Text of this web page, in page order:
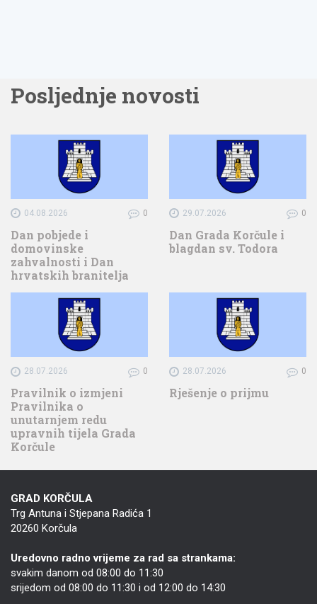
Posljednje novosti
04.08.2026 0
Dan pobjede i
domovinske
zahvalnosti i Dan
hrvatskih branitelja
29.07.2026 0
Dan Grada Korčule i
blagdan sv. Todora
28.07.2026 0
Pravilnik o izmjeni
Pravilnika o
unutarnjem redu
upravnih tijela Grada
Korčule
28.07.2026 0
Rješenje o prijmu
GRAD KORČULA
Trg Antuna i Stjepana Radića 1
20260 Korčula
Uredovno radno vrijeme za rad sa strankama:
svakim danom od 08:00 do 11:30
srijedom od 08:00 do 11:30 i od 12:00 do 14:30